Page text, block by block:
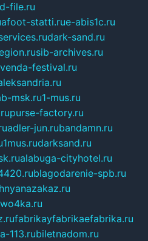
file.ru
statti.rue-abis1c.ru
dark-sand.ru
sib-archives.ru
venda-festival.ru
msk.ru1-mus.ru
purse-factory.ru
adler-jun.rubandamn.ru
1mus.rudarksand.ru
alabuga-cityhotel.ru
blagodarenie-spb.ru
fabrikayfabrikaefabrika.ru
113.rubiletnadom.ru